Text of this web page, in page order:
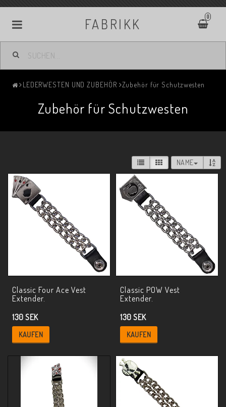
FABRIKK 0
LEDERWESTEN UND ZUBEHÖR Zubehör für Schutzwesten
Zubehör für Schutzwesten
NAME
Classic Four Ace Vest
Extender.
130 SEK
KAUFEN
Classic POW Vest
Extender.
130 SEK
KAUFEN